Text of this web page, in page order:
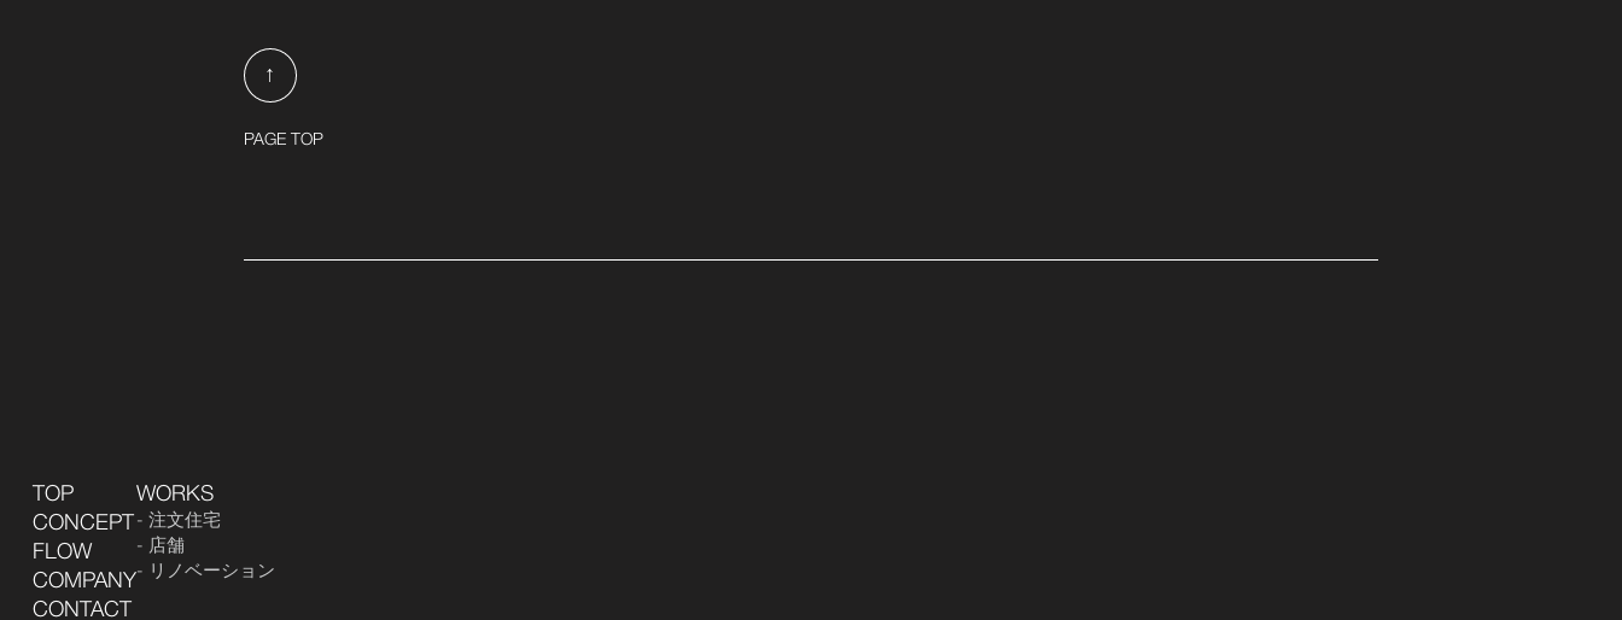
↑
PAGE TOP
TOP
CONCEPT
FLOW
COMPANY
CONTACT
WORKS
注文住宅
店舗
リノベーション